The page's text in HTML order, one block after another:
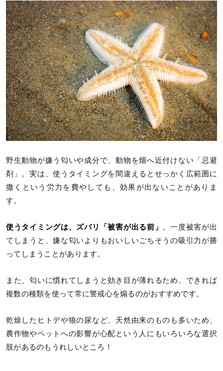
野生動物が嫌う匂いや成分で、動物を畑へ近付けない「忌避
剤」。実は、使うタイミングを間違えるとせっかく広範囲に
撒くという労力を費やしても、効果が出ないことがありま
す。
使うタイミングは、ズバリ「被害が出る前」 。一度被害が出
てしまうと、嫌な匂いよりもおいしいごちそうの吸引力が勝
ってしまうことがあります。
また、匂いに慣れてしまうと効き目が薄れるため、できれば
複数の種類を使って常に警戒心を煽るのがおすすめです。
乾燥したヒトデや狼の尿など、天然由来のものも多いため、
農作物やペットへの影響が心配という人にもいろいろな選択
肢があるのもうれしいところ！